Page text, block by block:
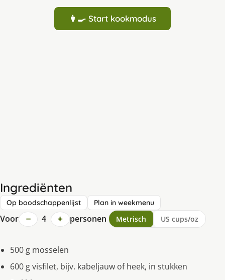
👩‍🍳 Start kookmodus
Ingrediënten
Op boodschappenlijst Plan in weekmenu
Voor − 4 + personen Metrisch US cups/oz
500 g mosselen
600 g visfilet, bijv. kabeljauw of heek, in stukken